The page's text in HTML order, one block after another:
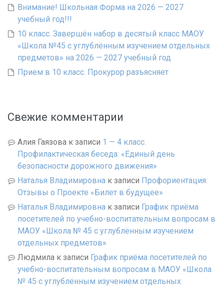
Внимание! Школьная Форма на 2026 — 2027
учебный год!!!
10 класс. Завершён набор в десятый класс МАОУ
«Школа №45 с углублённым изучением отдельных
предметов» на 2026 — 2027 учебный год
Прием в 10 класс. Прокурор разъясняет
Свежие комментарии
Алия Гаязова к записи 1 — 4 класс.
Профилактическая беседа: «Единый день
безопасности дорожного движения»
Наталья Владимировна к записи Профориентация:
Отзывы о Проекте «Билет в будущее»
Наталья Владимировна к записи График приёма
посетителей по учебно-воспитательным вопросам в
МАОУ «Школа № 45 с углублённым изучением
отдельных предметов»
Людмила к записи График приёма посетителей по
учебно-воспитательным вопросам в МАОУ «Школа
№ 45 с углублённым изучением отдельных